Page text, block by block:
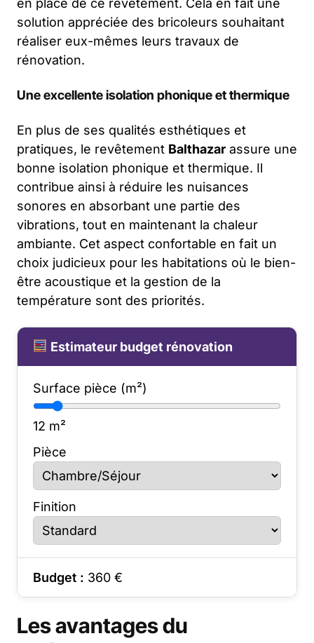
solution appréciée des bricoleurs souhaitant
réaliser eux-mêmes leurs travaux de
rénovation.
Une excellente isolation phonique et thermique
En plus de ses qualités esthétiques et
pratiques, le revêtement Balthazar assure une
bonne isolation phonique et thermique. Il
contribue ainsi à réduire les nuisances
sonores en absorbant une partie des
vibrations, tout en maintenant la chaleur
ambiante. Cet aspect confortable en fait un
choix judicieux pour les habitations où le bien-
être acoustique et la gestion de la
température sont des priorités.
Estimateur budget rénovation
Surface pièce (m²)
12 m²
Pièce
Finition
Budget : 360 €
Les avantages du